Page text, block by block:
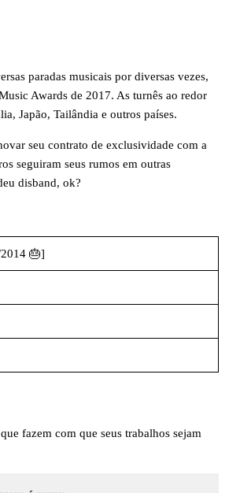
paradas musicais por diversas vezes,
Awards de 2017. As turnês ao redor
Japão, Tailândia e outros países.
seu contrato de exclusividade com a
seguiram seus rumos em outras
disband, ok?
🎂]
fazem com que seus trabalhos sejam